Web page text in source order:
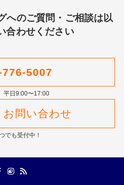
へのご質問・ご相談は以
合わせください
5007
日9:00〜17:00
お問い合わせ
でも受付中！